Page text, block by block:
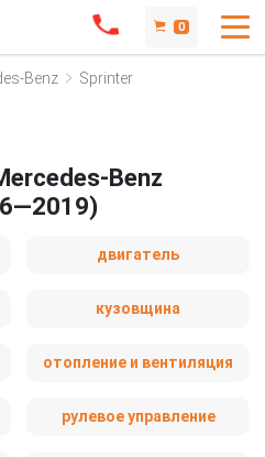
0
Benz
Sprinter
Benz
двигатель
кузовщина
отопление и вентиляция
рулевое управление